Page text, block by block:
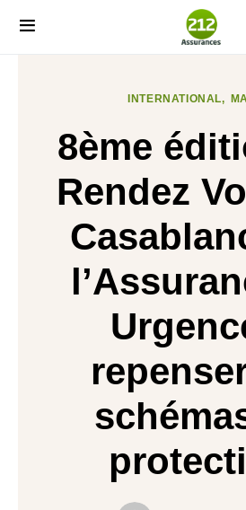
INTERNATIONAL
8ème
Rendez